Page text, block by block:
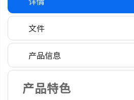
文件
产品信息
产品特色